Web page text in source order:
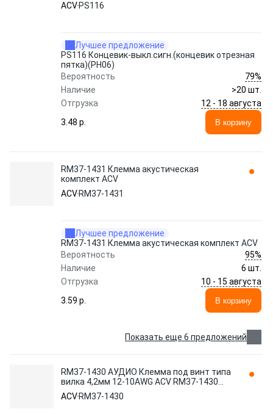
ACV PS116
Лучшее предложение
PS116 Концевик-выкл.сигн.(концевик отрезная
пятка)(РН06)
Вероятность
79%
Наличие
>20 шт.
Отгрузка
12 - 18 августа
3.48 p.
В корзину
RM37-1431 Клемма акустическая
комплект ACV
ACV RM37-1431
Лучшее предложение
RM37-1431 Клемма акустическая комплект ACV
Вероятность
95%
Наличие
6 шт.
Отгрузка
10 - 15 августа
3.59 p.
В корзину
Показать еще 6 предложений
RM37-1430 АУДИО Клемма под винт типа
вилка 4,2мм 12-10AWG ACV RM37-1430
блистер 4шт (2красных+2чёрны
ACV RM37-1430